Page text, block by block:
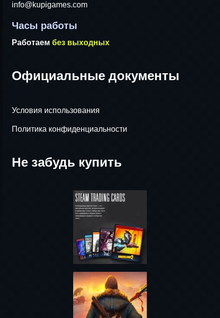
info@kupigames.com
Часы работы
Работаем без выходных
Официальные документы
Условия использования
Политика конфиденциальности
Не забудь купить